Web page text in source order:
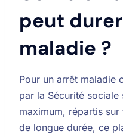
peut
maladie ?
Pour un arrêt maladie
par la Sécurité sociale
maximum, répartis sur
de longue durée, ce